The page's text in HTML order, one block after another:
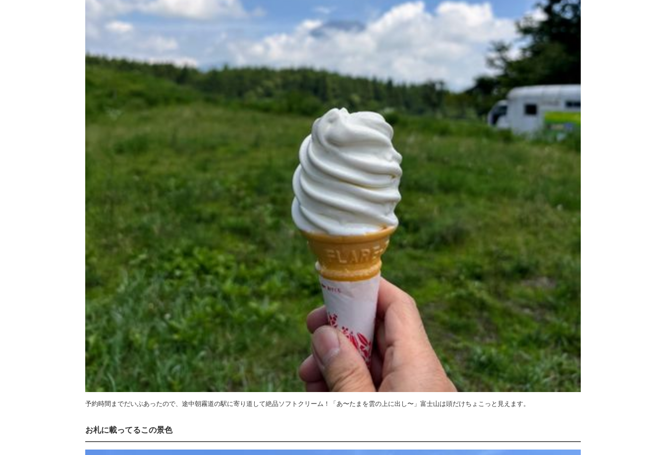
予約時間までだいぶあったので、途中朝霧道の駅に寄り道して絶品ソフトクリーム！「あ〜たまを雲の上に出し〜」富士山は頭だけちょこっと見えます。
お札に載ってるこの景色